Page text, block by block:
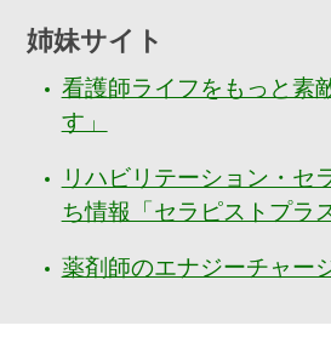
姉妹サイト
看護師ライフをもっと素
す」
リハビリテーション・セ
ち情報「セラピストプラス
薬剤師のエナジーチャー